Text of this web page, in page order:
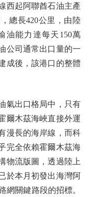
起阿聯酋石油主產
總長420公里，由陸
油能力達每天150萬
公司通常出口量的一
成後，該港口的整體
出口格局中，只有
爾木茲海峽直接外運
漫長的海岸線，而科
完全依賴霍爾木茲海
物流版圖，透過陸上
於本月初發出海灣阿
網關鍵路段的招標。